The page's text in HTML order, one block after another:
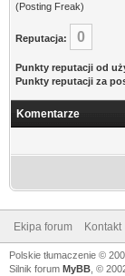
(Posting Freak)
Reputacja: 0
Punkty reputacji od
Punkty reputacji za
Komentarze
Ekipa forum Kontakt
Polskie tłumaczenie ©
Silnik forum MyBB , ©